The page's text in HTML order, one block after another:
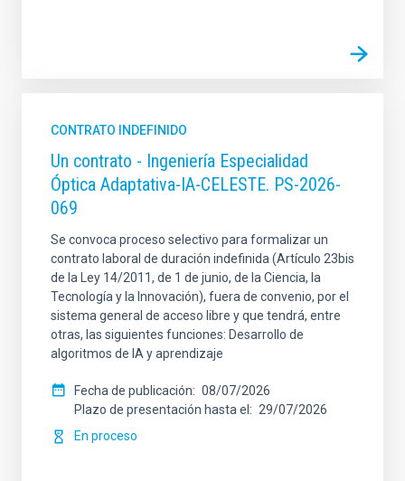
CONTRATO INDEFINIDO
Un contrato - Ingeniería Especialidad
Óptica Adaptativa-IA-CELESTE. PS-2026-
069
Se convoca proceso selectivo para formalizar un
contrato laboral de duración indefinida (Artículo 23bis
de la Ley 14/2011, de 1 de junio, de la Ciencia, la
Tecnología y la Innovación), fuera de convenio, por el
sistema general de acceso libre y que tendrá, entre
otras, las siguientes funciones: Desarrollo de
algoritmos de IA y aprendizaje
Fecha de publicación
08/07/2026
Plazo de presentación hasta el
29/07/2026
En proceso